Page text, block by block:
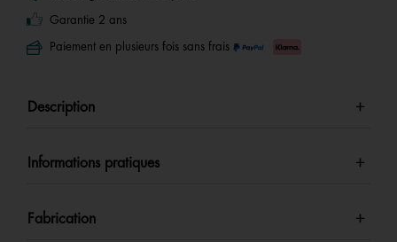
Garantie 2 ans
Paiement en plusieurs fois sans frais
Description
Informations pratiques
Fabrication